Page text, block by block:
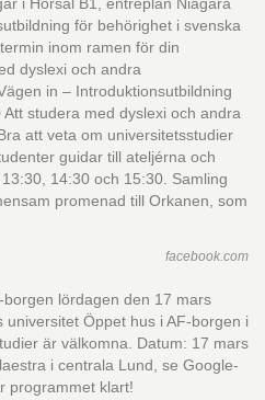
för behörighet i svenska
inom ramen för din
dyslexi och andra
in – Introduktionsutbildning
studera med dyslexi och andra
att veta om universitetsstudier
guidar till ateljérna och
14:30 och 15:30. Samling
promenad till Orkanen, som
facebook.com
lördagen den 17 mars
Öppet hus i AF-borgen i
är välkomna. Datum: 17 mars
i centrala Lund, se Google-
programmet klart!